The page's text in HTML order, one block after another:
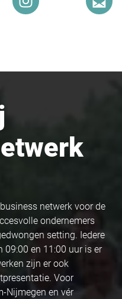
netwerk voor de
ondernemers
setting. Iedere
09:00 en 11:00 uur is er
zijn er ook
Voor
Nijmegen en vér